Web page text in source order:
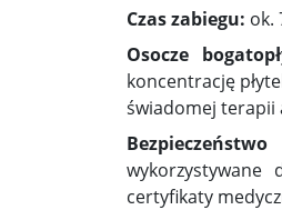
Czas zabiegu: ok.
Osocze
koncentrację
świadomej terapii
certyfikaty